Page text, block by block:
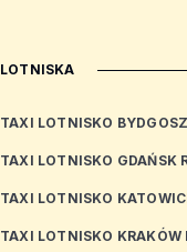
LOTNISKA
TAXI LOTNISKO
TAXI LOTNISKO GDAŃSK
TAXI LOTNISKO
TAXI LOTNISKO KRAKÓW